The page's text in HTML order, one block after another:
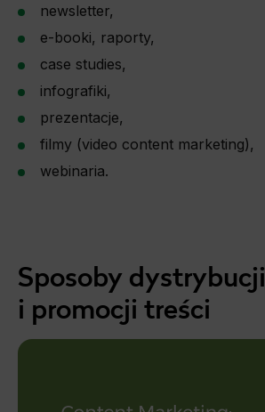
newsletter,
e-booki, raporty,
case studies,
infografiki,
prezentacje,
filmy (video content marketing),
webinaria.
Sposoby dystrybucji
i promocji treści